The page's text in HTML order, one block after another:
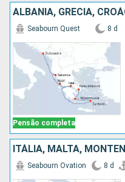
ALBÂNIA, GRÉCIA,
Pensão completa
Seabourn Quest 8 d
Seabourn Ovation 8 d